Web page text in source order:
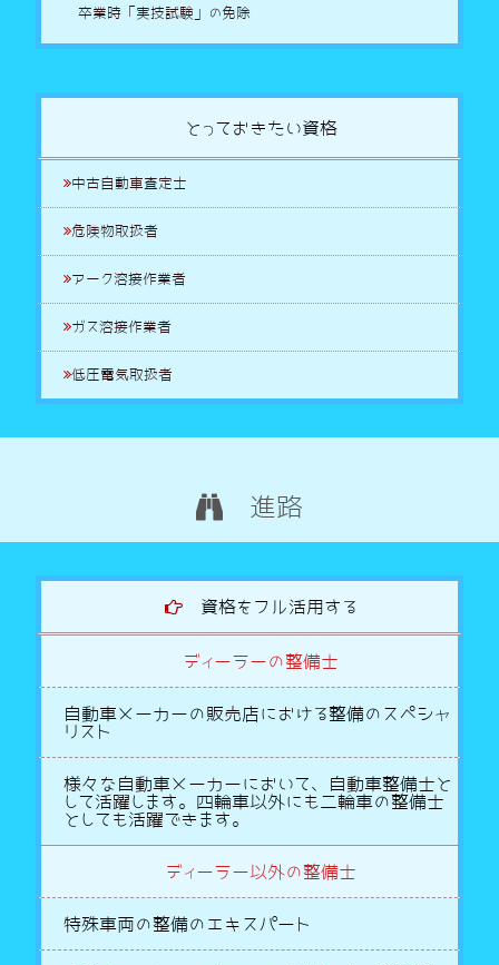
卒業時「実技試験」の免除
とっておきたい資格
中古自動車査定士
危険物取扱者
アーク溶接作業者
ガス溶接作業者
低圧電気取扱者
進路
資格をフル活用する
ディーラーの整備士
自動車メーカーの販売店における整備のスペシャ
リスト
様々な自動車メーカーにおいて、自動車整備士と
して活躍します。四輪車以外にも二輪車の整備士
としても活躍できます。
ディーラー以外の整備士
特殊車両の整備のエキスパート